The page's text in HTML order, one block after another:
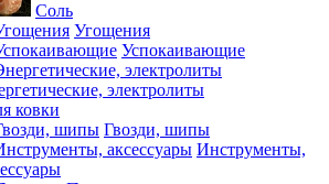
Соль
Угощения
Успокаивающие
электролиты
ковки
Гвозди, шипы
Инструменты,